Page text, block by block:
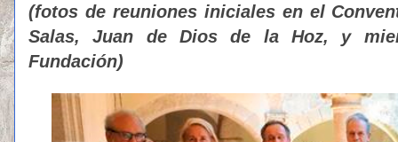
(fotos de reuniones iniciales en el
Salas, Juan de Dios de la Hoz, y
Fundación)